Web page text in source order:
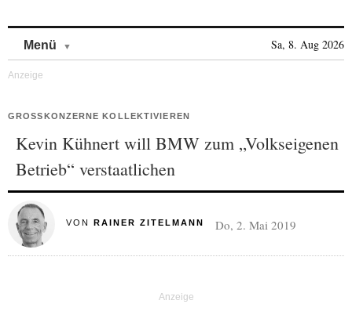
Menü Sa, 8. Aug 2026
GROSSKONZERNE KOLLEKTIVIEREN
Kevin Kühnert will BMW zum „Volkseigenen
Betrieb“ verstaatlichen
VON RAINER ZITELMANN Do, 2. Mai 2019